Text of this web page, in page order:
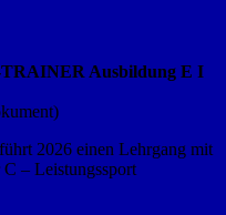
Ausbildung E I
2026 einen Lehrgang mit
– Leistungssport